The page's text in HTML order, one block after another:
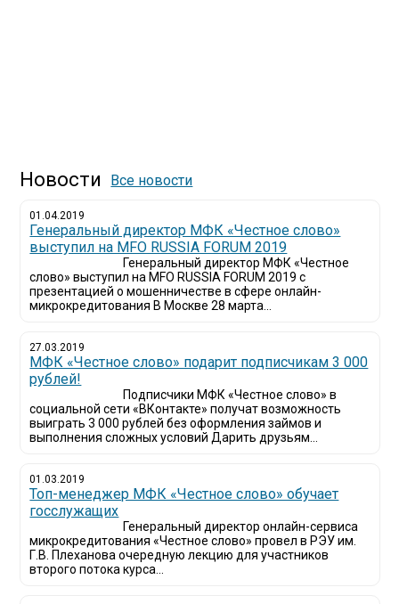
Новости Все новости
01.04.2019
Генеральный директор МФК «Честное слово»
выступил на MFO RUSSIA FORUM 2019
Генеральный директор МФК «Честное
слово» выступил на MFO RUSSIA FORUM 2019 с
презентацией о мошенничестве в сфере онлайн-
микрокредитования В Москве 28 марта...
27.03.2019
МФК «Честное слово» подарит подписчикам 3 000
рублей!
Подписчики МФК «Честное слово» в
социальной сети «ВКонтакте» получат возможность
выиграть 3 000 рублей без оформления займов и
выполнения сложных условий Дарить друзьям...
01.03.2019
Топ-менеджер МФК «Честное слово» обучает
госслужащих
Генеральный директор онлайн-сервиса
микрокредитования «Честное слово» провел в РЭУ им.
Г.В. Плеханова очередную лекцию для участников
второго потока курса...